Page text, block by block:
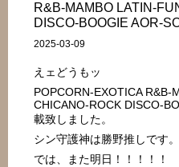
R&B-MAMBO LATIN-
DISCO-BOOGIE AOR-
2025-03-09
えェどうもッ
POPCORN-EXOTICA R&B-
CHICANO-ROCK DISCO-
載致しました。
シン守護神は勝野推しです。
では、また明日！！！！！